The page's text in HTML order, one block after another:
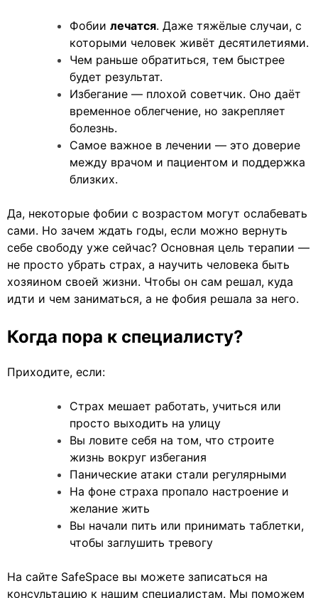
Фобии лечатся. Даже тяжёлые случаи, с
которыми человек живёт десятилетиями.
Чем раньше обратиться, тем быстрее
будет результат.
Избегание — плохой советчик. Оно даёт
временное облегчение, но закрепляет
болезнь.
Самое важное в лечении — это доверие
между врачом и пациентом и поддержка
близких.
Да, некоторые фобии с возрастом могут ослабевать
сами. Но зачем ждать годы, если можно вернуть
себе свободу уже сейчас? Основная цель терапии —
не просто убрать страх, а научить человека быть
хозяином своей жизни. Чтобы он сам решал, куда
идти и чем заниматься, а не фобия решала за него.
Когда пора к специалисту?
Приходите, если:
Страх мешает работать, учиться или
просто выходить на улицу
Вы ловите себя на том, что строите
жизнь вокруг избегания
Панические атаки стали регулярными
На фоне страха пропало настроение и
желание жить
Вы начали пить или принимать таблетки,
чтобы заглушить тревогу
На сайте SafeSpace вы можете записаться на
консультацию к нашим специалистам. Мы поможем